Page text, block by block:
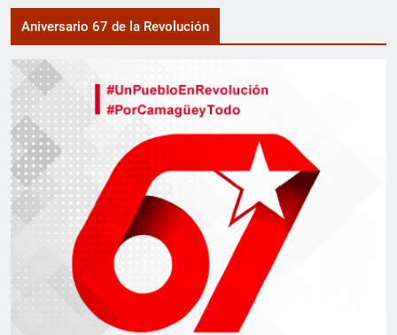
Aniversario 67 de la Revolución